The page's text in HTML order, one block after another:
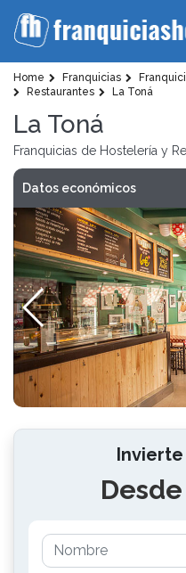
Home Franquicias
Restaurantes
La Toná
La Toná
Franquicias de Hostelería y
Datos económicos
Invierte